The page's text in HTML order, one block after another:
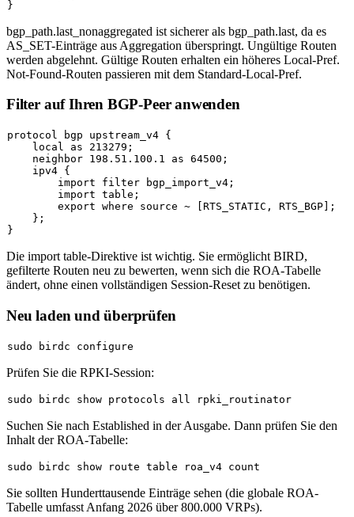
bgp_path.last_nonaggregated ist sicherer als bgp_path.last, da es
AS_SET-Einträge aus Aggregation überspringt. Ungültige Routen
werden abgelehnt. Gültige Routen erhalten ein höheres Local-Pref.
Not-Found-Routen passieren mit dem Standard-Local-Pref.
Filter auf Ihren BGP-Peer anwenden
protocol bgp upstream_v4 {
    local as 213279;
    neighbor 198.51.100.1 as 64500;
    ipv4 {
        import filter bgp_import_v4;
        import table;
        export where source ~ [RTS_STATIC, RTS_BGP];
    };
Die import table-Direktive ist wichtig. Sie ermöglicht BIRD,
gefilterte Routen neu zu bewerten, wenn sich die ROA-Tabelle
ändert, ohne einen vollständigen Session-Reset zu benötigen.
Neu laden und überprüfen
sudo
Prüfen Sie die RPKI-Session:
sudo
Suchen Sie nach Established in der Ausgabe. Dann prüfen Sie den
Inhalt der ROA-Tabelle:
sudo
Sie sollten Hunderttausende Einträge sehen (die globale ROA-
Tabelle umfasst Anfang 2026 über 800.000 VRPs).